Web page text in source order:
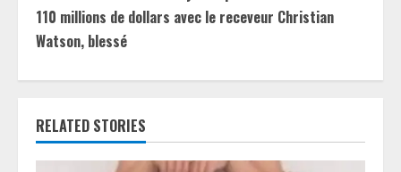
i
n
u
e
110 millions de dollars avec le receveur Christian
Watson, blessé
RELATED STORIES